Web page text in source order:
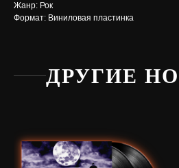
Жанр: Рок
Формат: Виниловая пластинка
ДРУГИЕ